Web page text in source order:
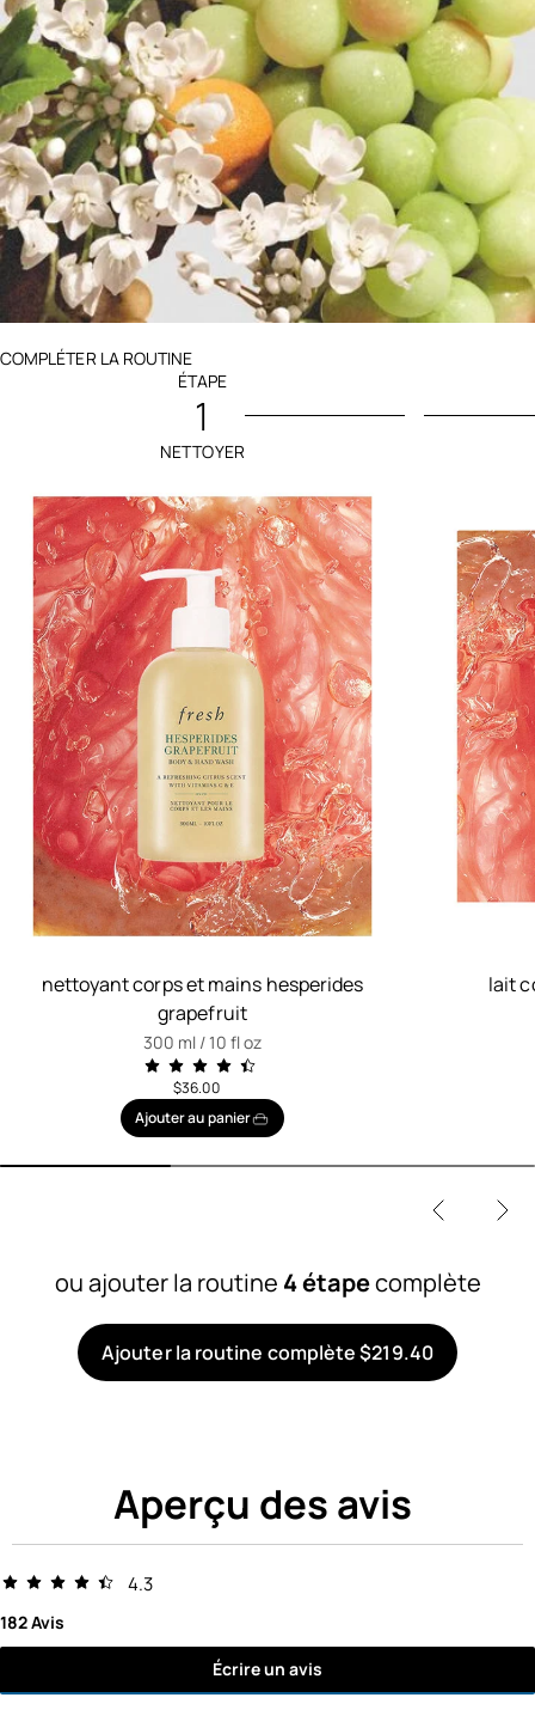
COMPLÉTER LA ROUTINE
ÉTAPE
1
NETTOYER
nettoyant corps et mains hesperides
grapefruit
300 ml / 10 fl oz
$36.00
Ajouter au panier
lait
ou ajouter la routine 4 étapecomplète
Ajouter la routine complète $219.40
Aperçu des avis
4.3
182 Avis
Écrire un avis